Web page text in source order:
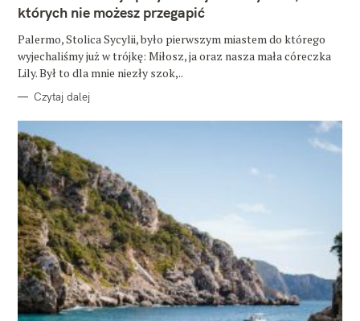
R
których nie możesz przegapić
Palermo, Stolica Sycylii, było pierwszym miastem do którego
wyjechaliśmy już w trójkę: Miłosz, ja oraz nasza mała córeczka
Lily. Był to dla mnie niezły szok,..
Czytaj dalej